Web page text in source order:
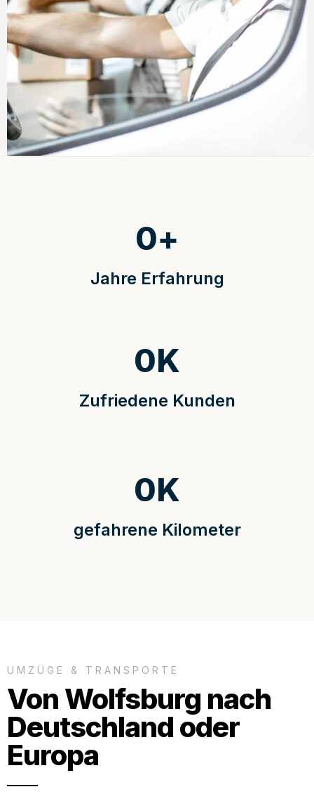
Jahre Erfahrung
0+
Zufriedene Kunden
0K
gefahrene Kilometer
0K
UMZÜGE & TRANSPORTE
Von Wolfsburg nach
Deutschland oder
Europa